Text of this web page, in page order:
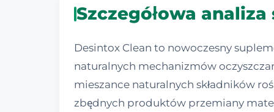
Szczegółowa
Desintox Clean to nowoczesny
naturalnych mechanizmów
mieszance naturalnych składników
zbędnych produktów przemiany